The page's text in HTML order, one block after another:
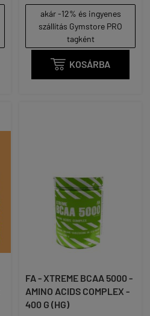
akár -12% és ingyenes
szállítás Gymstore PRO
tagként
 KOSÁRBA
FA - XTREME BCAA 5000 -
AMINO ACIDS COMPLEX -
400 G (HG)